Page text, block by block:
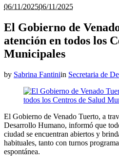
06/11/202506/11/2025
El Gobierno de
atención en todos los
Municipales
by Sabrina Fantiniin Secretaria de
El Gobierno de Venado Tuerto, a
Desarrollo Humano, informó que
ciudad se encuentran abiertos y
habituales, tanto con turnos
espontánea.